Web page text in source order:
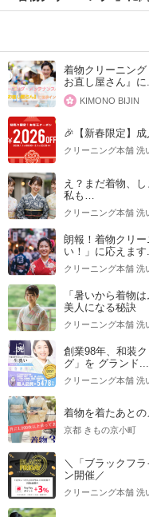
着物クリーニン
お直し屋さん』に
KIMONO BIJIN
🎉【新春限定】
クリーニング本舗 洗
え？まだ着物、
私も…
クリーニング本舗 洗
朗報！着物クリ
い！」に応えます
クリーニング本舗 洗
「暑いから着物
美人になる秘訣
クリーニング本舗 洗
創業98年、和装
グ」を グランド...
クリーニング本舗 洗
着物を着たあとの
京都 きもの京小町
＼「ブラックフ
ン開催／
クリーニング本舗 洗